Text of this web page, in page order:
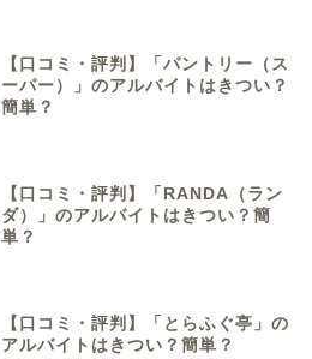
【口コミ・評判】「パントリー（ス
ーパー）」のアルバイトはきつい？
簡単？
【口コミ・評判】「RANDA（ラン
ダ）」のアルバイトはきつい？簡
単？
【口コミ・評判】「とらふぐ亭」の
アルバイトはきつい？簡単？